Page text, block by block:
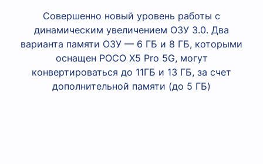
Совершенно новый уровень работы с
динамическим увеличением ОЗУ 3.0. Два
варианта памяти ОЗУ — 6 ГБ и 8 ГБ, которыми
оснащен POCO X5 Pro 5G, могут
конвертироваться до 11ГБ и 13 ГБ, за счет
дополнительной памяти (до 5 ГБ)